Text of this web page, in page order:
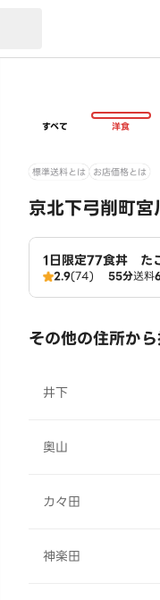
すべて 洋食
標準送料とは お店価格とは
京北下弓削町
1日限定77食丼 た
2.9(74) 55分送料
その他の住所か
井下
奥山
カ々田
神楽田